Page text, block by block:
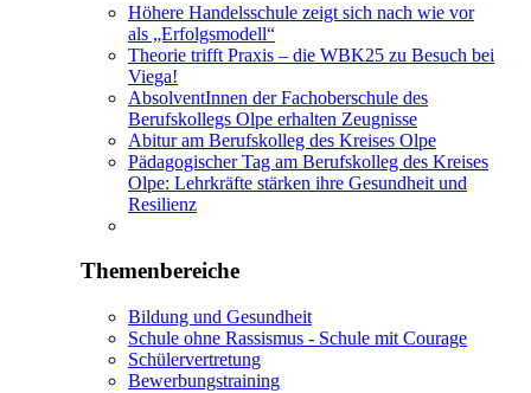
Höhere Handelsschule zeigt sich nach wie vor
als „Erfolgsmodell“
Theorie trifft Praxis – die WBK25 zu Besuch bei
Viega!
AbsolventInnen der Fachoberschule des
Berufskollegs Olpe erhalten Zeugnisse
Abitur am Berufskolleg des Kreises Olpe
Pädagogischer Tag am Berufskolleg des Kreises
Olpe: Lehrkräfte stärken ihre Gesundheit und
Resilienz
Themenbereiche
Bildung und Gesundheit
Schule ohne Rassismus - Schule mit Courage
Schülervertretung
Bewerbungstraining